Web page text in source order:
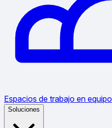
Espacios de trabajo en equipo
Soluciones